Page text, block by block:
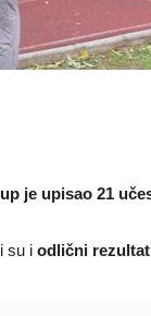
je upisao 21
su i odlični